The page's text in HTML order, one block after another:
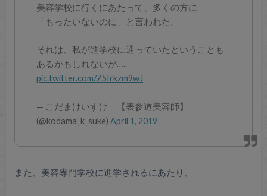
美容学校に行くにあたって、多くの方に
「もったいないのに」と言われた。
それは、私が進学校に通っていたということも
あるかもしれないが…..
pic.twitter.com/Z5Irkzm9wJ
— こだまけいすけ 【表参道美容師】
(@kodama_k_suke)April 1, 2019
また、美容専門学校に進学されるにあたり、